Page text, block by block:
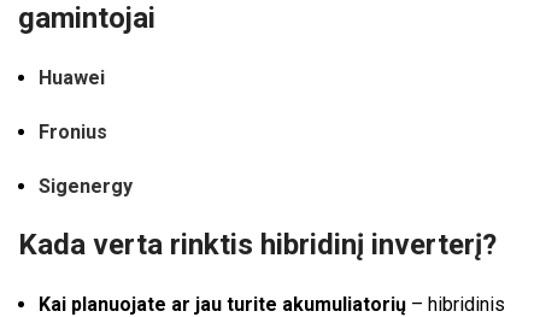
gamintojai
Huawei
Fronius
Sigenergy
Kada verta rinktis hibridinį inverterį?
Kai planuojate ar jau turite akumuliatorių – hibridinis